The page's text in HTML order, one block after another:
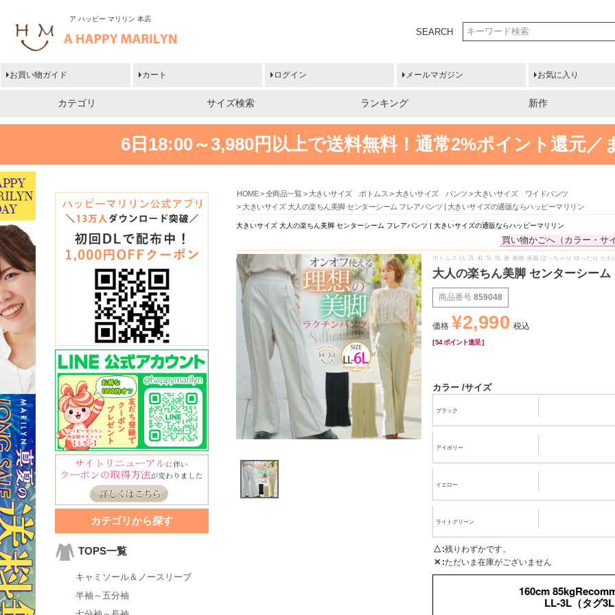
ア ハッピー マリリン 本店
SEARCH
お買い物ガイド カート ログイン メールマガジン お気に入り
カテゴリ サイズ検索 ランキング 新作
6日18:00～3,980円以上で送料無料！ 通常2%ポイント還元／
カテゴリから探す
TOPS一覧
キャミソール＆ノースリーブ
半袖～五分袖
HOME 全商品一覧 大きいサイズ ボトムス 大きいサイズ パンツ
大きいサイズ ワイドパンツ
大きいサイズ 大人の楽ちん美脚 センターシーム フレアパンツ | 大きいサイズの通販ならハッピーマリリン
大きいサイズ 大人の楽ちん美脚 センターシーム フレアパンツ | 大きいサイズの通販ならハッピーマリリン
買い物かごへ（カラー・サ
ボトムス LL 3L 4L 5L 6L 春 春物 春服 ぽっちゃり ゆったり か
大人の楽ちん美脚 センターシー
商品番号 859048
価格 ¥2,990 税込
[54 ポイント進呈 ]
カラー サイズ
ブラック
アイボリー
イエロー
ライトグリーン
△ 残りわずかです。
✕ ただいま在庫がございません
160cm
LL-3L（タグ3L